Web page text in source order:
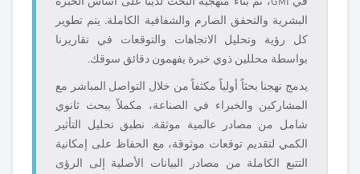
البشرية والتحقق الصارم والشفافية الكاملة. يتم تطوير
كل رؤية وتحليل الاتجاهات والتوقعات في تقاريرنا
بواسطة محللين ذوي خبرة يفهمون دقائق سوقك.
يدمج نهجنا بحثاً أولياً مكثفاً من خلال التواصل المباشر مع
المشاركين والخبراء في الصناعة، مكملاً ببحث ثانوي
شامل من مصادر عالمية موثقة. نطبق تحليل التأثير
الكمي لتقديم توقعات موثوقة، مع الحفاظ على إمكانية
التتبع الكاملة من مصادر البيانات الأصلية إلى الرؤى